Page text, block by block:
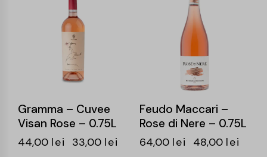
Gramma – Cuvee
Visan Rose – 0.75L
44,00 lei 33,00 lei
Feudo Maccari –
Rose di Nere – 0.75L
64,00 lei 48,00 lei